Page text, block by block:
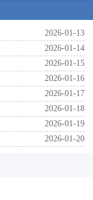
2026-01-13
2026-01-14
2026-01-15
2026-01-16
2026-01-17
2026-01-18
2026-01-19
2026-01-20